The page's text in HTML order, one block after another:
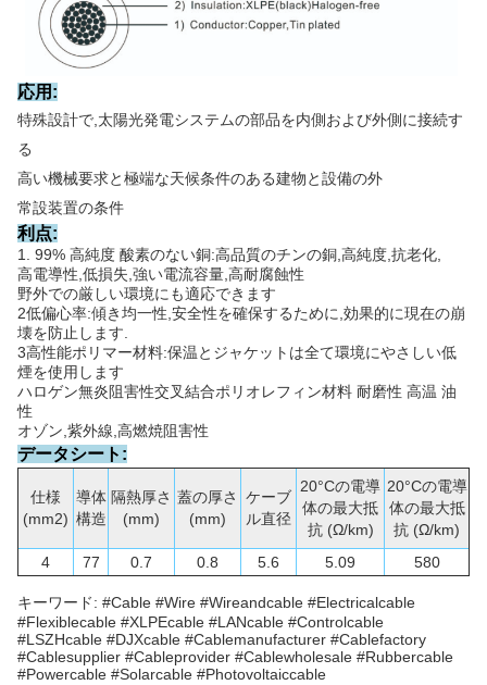
応用:
特殊設計で,太陽光発電システムの部品を内側および外側に接続す
る
高い機械要求と極端な天候条件のある建物と設備の外
常設装置の条件
利点:
1. 99% 高純度 酸素のない銅:高品質のチンの銅,高純度,抗老化,
高電導性,低損失,強い電流容量,高耐腐蝕性
野外での厳しい環境にも適応できます
2低偏心率:傾き均一性,安全性を確保するために,効果的に現在の崩
壊を防止します.
3高性能ポリマー材料:保温とジャケットは全て環境にやさしい低
煙を使用します
ハロゲン無炎阻害性交叉結合ポリオレフィン材料 耐磨性 高温 油
性
オゾン,紫外線,高燃焼阻害性
データシート:
仕様
(mm2)
導体
構造
隔熱厚さ
(mm)
蓋の厚さ
(mm)
ケーブ
ル直径
20°Cの電導
体の最大抵
抗 (Ω/km)
20°Cの電導
体の最大抵
抗 (Ω/km)
4
77 0.7 0.8 5.6 5.09 580
キーワード: #Cable #Wire #Wireandcable #Electricalcable
#Flexiblecable #XLPEcable #LANcable #Controlcable
#LSZHcable #DJXcable #Cablemanufacturer #Cablefactory
#Cablesupplier #Cableprovider #Cablewholesale #Rubbercable
#Powercable #Solarcable #Photovoltaiccable